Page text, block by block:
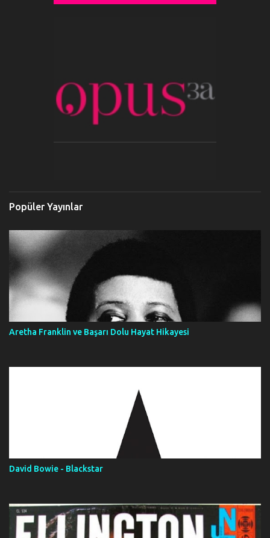
Popüler Yayınlar
Aretha Franklin ve Başarı Dolu Hayat Hikayesi
David Bowie - Blackstar